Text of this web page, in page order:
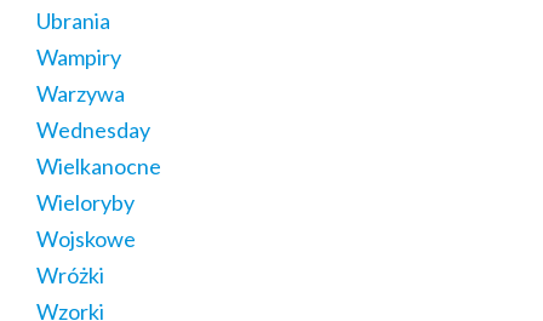
Ubrania
Wampiry
Warzywa
Wednesday
Wielkanocne
Wieloryby
Wojskowe
Wróżki
Wzorki